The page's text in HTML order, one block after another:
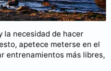
la necesidad de hacer
apetece meterse en el
entrenamientos más libres,